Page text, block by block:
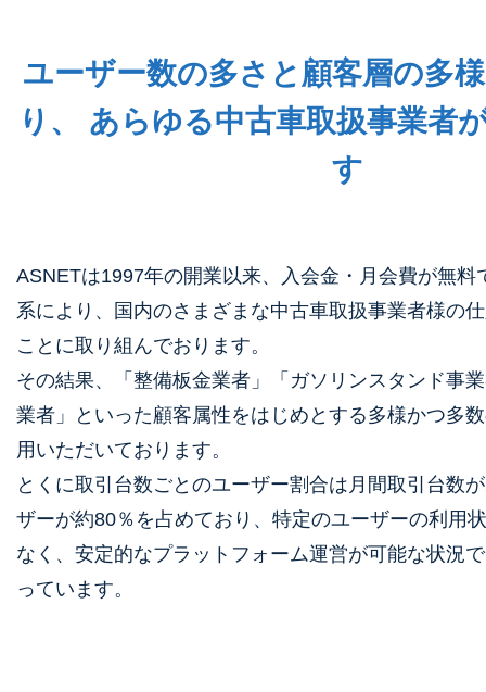
ユーザー数の多さと顧客層の多
り、
あらゆる中古車取扱事業者
す
ASNETは1997年の開業以来、⼊会⾦・⽉会費が無料
系により、国内のさまざまな中古⾞取扱事業者様の
ことに取り組んでおります。
その結果、「整備板⾦業者」「ガソリンスタンド事
業者」といった顧客属性をはじめとする多様かつ多
⽤いただいております。
とくに取引台数ごとのユーザー割合は⽉間取引台数
ザーが約80％を占めており、特定のユーザーの利⽤
なく、安定的なプラットフォーム運営が可能な状況
っています。